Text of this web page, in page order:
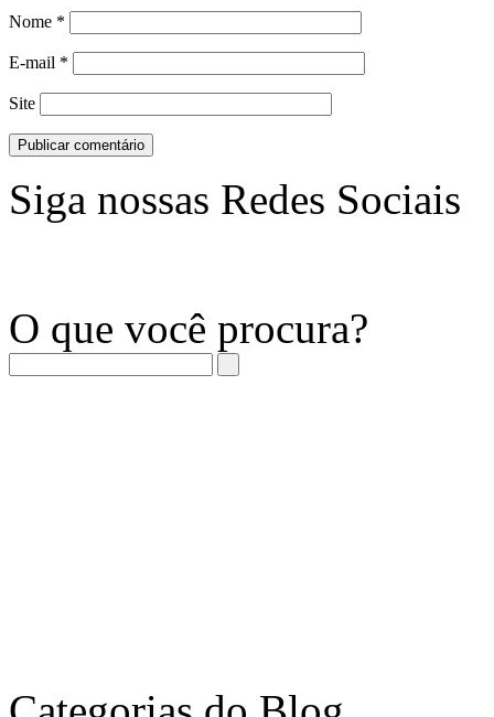
Nome *
E-mail *
Site
Siga nossas Redes Sociais
O que você procura?